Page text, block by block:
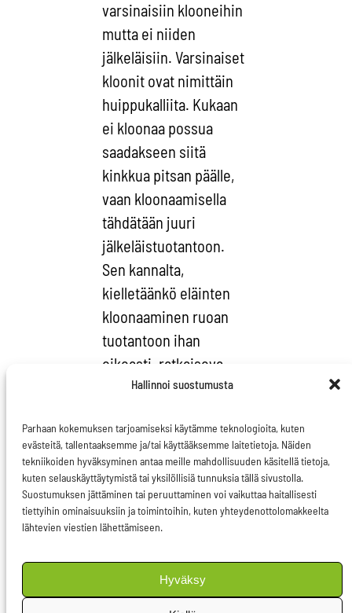
Hallinnoi suostumusta
Parhaan kokemuksen tarjoamiseksi käytämme teknologioita, kuten
evästeitä, tallentaaksemme ja/tai käyttääksemme laitetietoja. Näiden
tekniikoiden hyväksyminen antaa meille mahdollisuuden käsitellä tietoja,
kuten selauskäyttäytymistä tai yksilöllisiä tunnuksia tällä sivustolla.
Suostumuksen jättäminen tai peruuttaminen voi vaikuttaa haitallisesti
tiettyihin ominaisuuksiin ja toimintoihin, kuten yhteydenottolomakkeelta
lähtevien viestien lähettämiseen.
Hyväksy
varsinaisiin klooneihin
mutta ei niiden
jälkeläisiin. Varsinaiset
kloonit ovat nimittäin
huippukalliita. Kukaan
ei kloonaa possua
saadakseen siitä
kinkkua pitsan päälle,
vaan kloonaamisella
tähdätään juuri
jälkeläistuotantoon.
Sen kannalta,
kielletäänkö eläinten
kloonaaminen ruoan
tuotantoon ihan
oikeasti, ratkaiseva
asia onkin, ulotetaanko
jälkeläisiin.
Parlamentti ajoi tiukkaa
linjaa kloonien
jälkeläisistä saatavien
kiellolle. Se on paras
keino estää